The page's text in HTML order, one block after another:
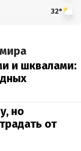
32°
и шквалами:
но
от